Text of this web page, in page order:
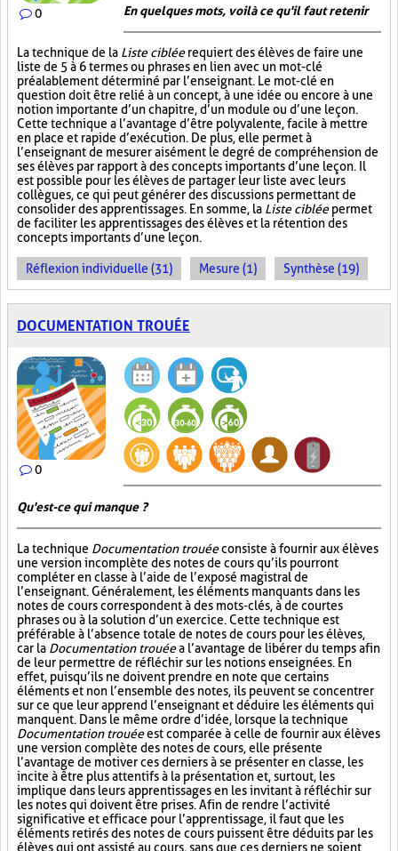
0 En quelques mots, voilà ce qu'il faut retenir
La technique de la Liste cibléerequiert des élèves de faire une
liste de 5 à 6 termes ou phrases en lien avec un mot-clé
préalablement déterminé par l’enseignant. Le mot-clé en
question doit être relié à un concept, à une idée ou encore à une
notion importante d’un chapitre, d’un module ou d’une leçon.
Cette technique a l’avantage d’être polyvalente, facile à mettre
en place et rapide d’exécution. De plus, elle permet à
l’enseignant de mesurer aisément le degré de compréhension de
ses élèves par rapport à des concepts importants d’une leçon. Il
est possible pour les élèves de partager leur liste avec leurs
collègues, ce qui peut générer des discussions permettant de
consolider des apprentissages. En somme, la Liste cibléepermet
de faciliter les apprentissages des élèves et la rétention des
concepts importants d’une leçon.
Réflexion individuelle (31) Mesure (1) Synthèse (19)
DOCUMENTATION TROUÉE
0
Qu'est-ce qui manque ?
La technique Documentation trouéeconsiste à fournir aux élèves
une version incomplète des notes de cours qu’ils pourront
compléter en classe à l’aide de l’exposé magistral de
l’enseignant. Généralement, les éléments manquants dans les
notes de cours correspondent à des mots-clés, à de courtes
phrases ou à la solution d’un exercice. Cette technique est
préférable à l’absence totale de notes de cours pour les élèves,
car la Documentation trouéea l’avantage de libérer du temps afin
de leur permettre de réfléchir sur les notions enseignées. En
effet, puisqu’ils ne doivent prendre en note que certains
éléments et non l’ensemble des notes, ils peuvent se concentrer
sur ce que leur apprend l’enseignant et déduire les éléments qui
manquent. Dans le même ordre d’idée, lorsque la technique
Documentation trouéeest comparée à celle de fournir aux élèves
une version complète des notes de cours, elle présente
l’avantage de motiver ces derniers à se présenter en classe, les
incite à être plus attentifs à la présentation et, surtout, les
implique dans leurs apprentissages en les invitant à réfléchir sur
les notes qui doivent être prises. Afin de rendre l’activité
significative et efficace pour l’apprentissage, il faut que les
éléments retirés des notes de cours puissent être déduits par les
élèves qui ont assisté au cours, sans que ces derniers ne soient